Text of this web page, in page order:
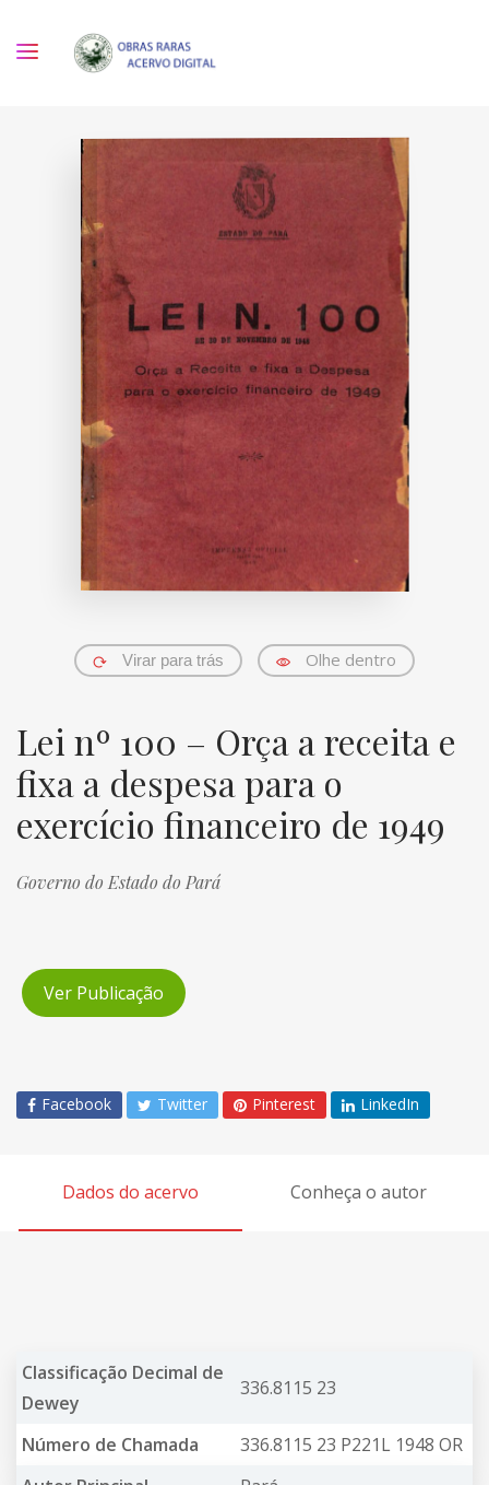
Virar para trás Olhe dentro
Lei nº 100 – Orça a receita e
fixa a despesa para o
exercício financeiro de 1949
Governo do Estado do Pará
Ver Publicação
Facebook Twitter Pinterest LinkedIn
Dados do acervo Conheça o autor
Classificação Decimal de
Dewey
336.8115 23
Número de Chamada
336.8115 23 P221L 1948 OR